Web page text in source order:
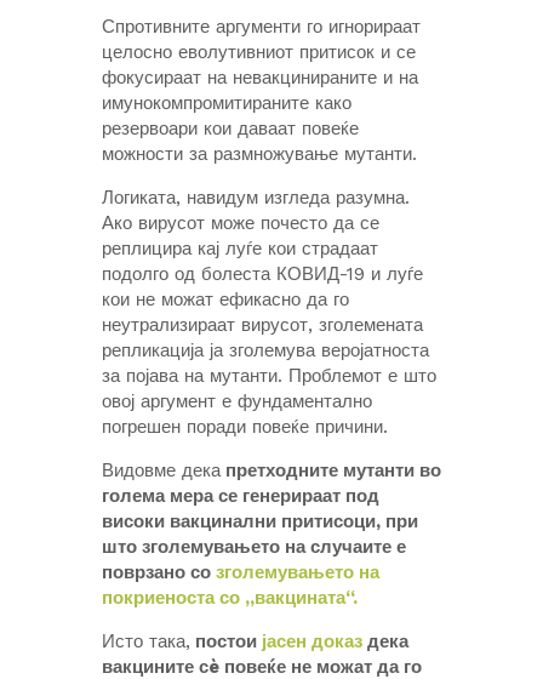
Спротивните аргументи го игнорираат
целосно еволутивниот притисок и се
фокусираат на невакцинираните и на
имунокомпромитираните како
резервоари кои даваат повеќе
можности за размножување мутанти.
Логиката, навидум изгледа разумна.
Ако вирусот може почесто да се
реплицира кај луѓе кои страдаат
подолго од болеста КОВИД-19 и луѓе
кои не можат ефикасно да го
неутрализираат вирусот, зголемената
репликација ја зголемува веројатноста
за појава на мутанти. Проблемот е што
овој аргумент е фундаментално
погрешен поради повеќе причини.
Видовме дека претходните мутанти во
голема мера се генерираат под
високи вакцинални притисоци, при
што зголемувањето на случаите е
поврзано со зголемувањето на
покриеноста со „вакцината“.
Исто така, постои јасен доказ дека
вакцините сè повеќе не можат да го